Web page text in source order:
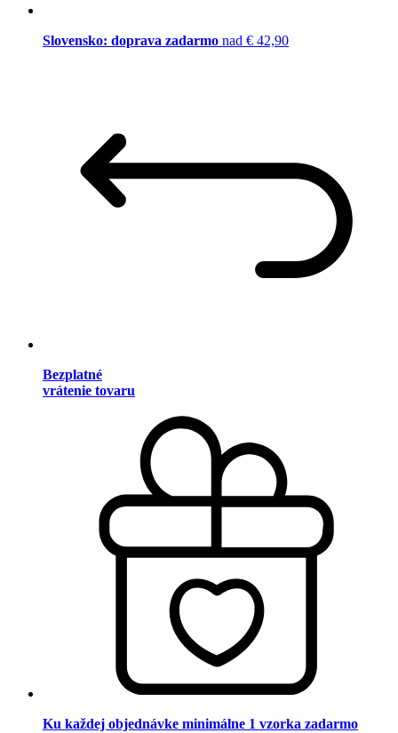
Slovensko: doprava zadarmo nad € 42,90
Bezplatné
vrátenie tovaru
Ku každej objednávke minimálne 1 vzorka zadarmo